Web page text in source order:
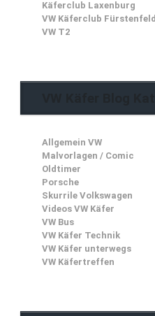
Käferclub Laxenburg
VW Käferclub Fürstenfeld
VW T2
Allgemein VW
Malvorlagen / Comic
Oldtimer
Porsche
Skurrile Volkswagen
Videos VW Käfer
VW Bus
VW Käfer Technik
VW Käfer unterwegs
VW Käfertreffen